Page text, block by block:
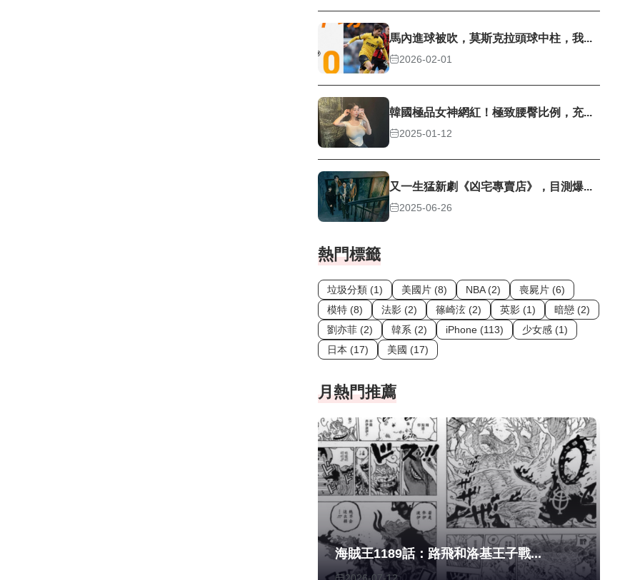
馬內進球被吹，莫斯克拉頭球中柱，我...
2026-02-01
韓國極品女神網紅！極致腰臀比例，充...
2025-01-12
又一生猛新劇《凶宅專賣店》，目測爆...
2025-06-26
熱門標籤
垃圾分類 (1) 美國片 (8) NBA (2)
喪屍片 (6)
模特 (8)
法影 (2) 篠崎泫 (2) 英影 (1)
暗戀 (2)
劉亦菲 (2)
韓系 (2) iPhone (113)
少女感 (1)
日本 (17)
美國 (17)
月熱門推薦
海賊王1189話：路飛和洛基王子戰...